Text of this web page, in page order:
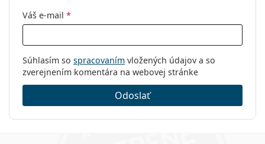
Váš e-mail *
Súhlasím so spracovaním vložených údajov a so
zverejnením komentára na webovej stránke
Odoslať